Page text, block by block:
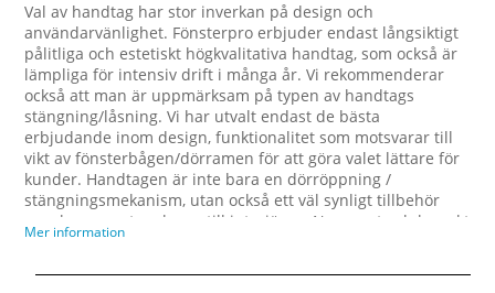
Val av handtag har stor inverkan på design och
användarvänlighet. Fönsterpro erbjuder endast långsiktigt
pålitliga och estetiskt högkvalitativa handtag, som också är
lämpliga för intensiv drift i många år. Vi rekommenderar
också att man är uppmärksam på typen av handtags
stängning/låsning. Vi har utvalt endast de bästa
erbjudande inom design, funktionalitet som motsvarar till
vikt av fönsterbågen/dörramen för att göra valet lättare för
kunder. Handtagen är inte bara en dörröppning /
stängningsmekanism, utan också ett väl synligt tillbehör
som kan ge extra charm till interiören. Noggrant och korrekt
valt kommer handtagen definitivt att bli en framgångsrik
Mer information